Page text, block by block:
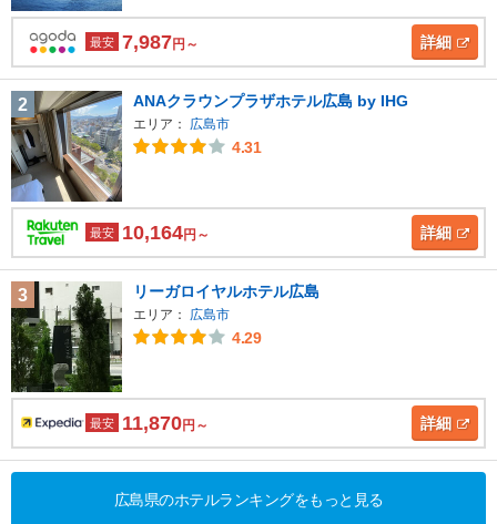
最安 7,987円～ 詳細
2 ANAクラウンプラザホテル広島 by IHG
エリア： 広島市
4.31
最安 10,164円～ 詳細
3 リーガロイヤルホテル広島
エリア： 広島市
4.29
最安 11,870円～ 詳細
広島県のホテルランキングをもっと見る